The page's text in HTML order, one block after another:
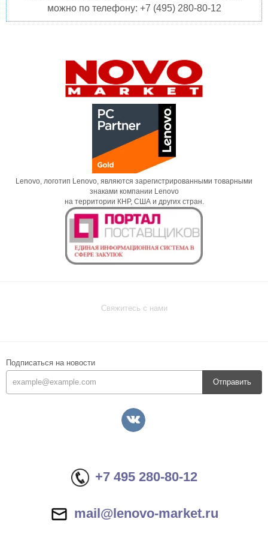
можно по телефону: +7 (495) 280-80-12
Lenovo, логотип Lenovo, являются зарегистрированными товарными
знаками компании Lenovo
на территории КНР, США и других стран.
Свяжитесь с нами
Подписаться на новости
Отправить
+7 495 280-80-12
mail@lenovo-market.ru